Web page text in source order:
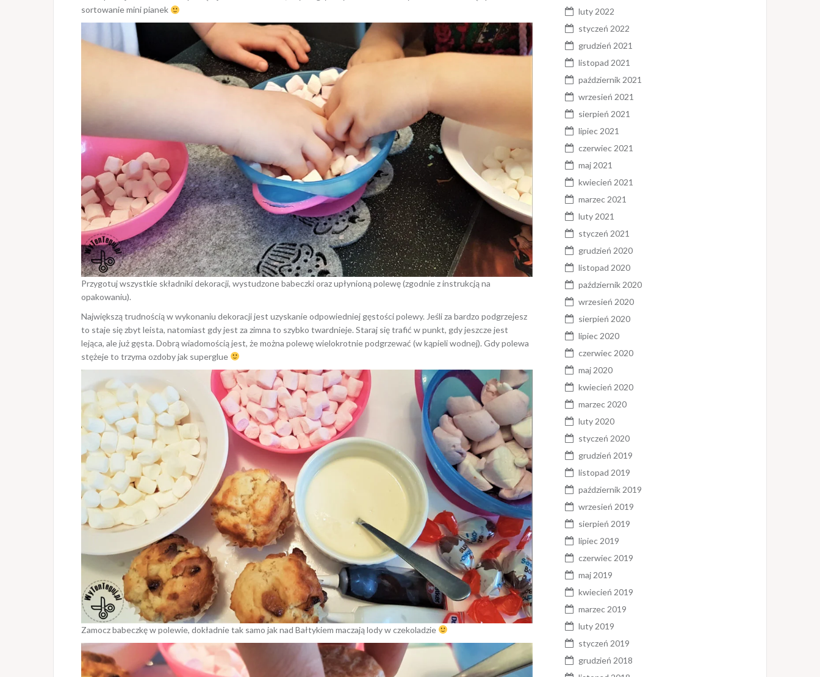
sortowanie mini pianek
Przygotuj wszystkie składniki dekoracji, wystudzone babeczki oraz upłynioną polewę (zgodnie z instrukcją na
opakowaniu).
Największą trudnością w wykonaniu dekoracji jest uzyskanie odpowiedniej gęstości polewy. Jeśli za bardzo podgrzejesz
to staje się zbyt leista, natomiast gdy jest za zimna to szybko twardnieje. Staraj się trafić w punkt, gdy jeszcze jest
lejąca, ale już gęsta. Dobrą wiadomością jest, że można polewę wielokrotnie podgrzewać (w kąpieli wodnej). Gdy polewa
stężeje to trzyma ozdoby jak superglue
Zamocz babeczkę w polewie, dokładnie tak samo jak nad Bałtykiem maczają lody w czekoladzie
luty 2022
styczeń 2022
grudzień 2021
listopad 2021
październik 2021
wrzesień 2021
sierpień 2021
lipiec 2021
czerwiec 2021
maj 2021
kwiecień 2021
marzec 2021
luty 2021
styczeń 2021
grudzień 2020
listopad 2020
październik 2020
wrzesień 2020
sierpień 2020
lipiec 2020
czerwiec 2020
maj 2020
kwiecień 2020
marzec 2020
luty 2020
styczeń 2020
grudzień 2019
listopad 2019
październik 2019
wrzesień 2019
sierpień 2019
lipiec 2019
czerwiec 2019
maj 2019
kwiecień 2019
marzec 2019
luty 2019
styczeń 2019
grudzień 2018